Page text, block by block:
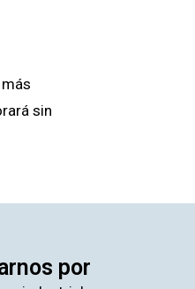
sin
por